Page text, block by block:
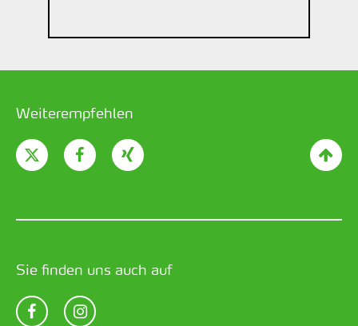
Weiterempfehlen
Sie finden uns auch auf